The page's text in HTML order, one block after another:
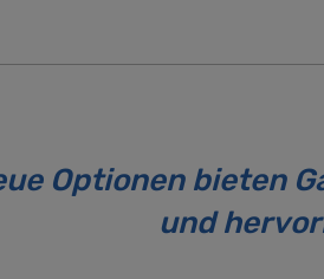
Optionen bieten
und